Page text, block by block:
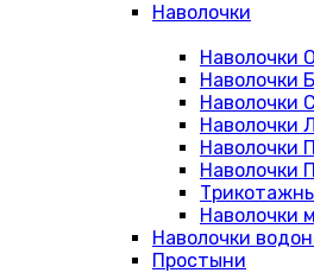
Наволочки
Наволочки
Наволочки
Наволочки
Наволочки
Наволочки
Наволочки
Наволочки
Наволочки
Простыни